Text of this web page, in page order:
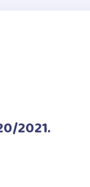
2021.